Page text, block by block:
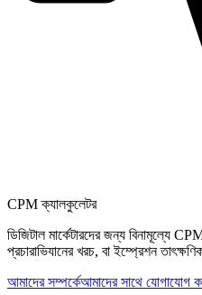
CPM ক্যালকুলেটর
ডিজিটাল মার্কেটারদের জন্য বিনামূল্যে
প্রচারাভিযানের খরচ, বা ইম্প্রেশন
আমাদের সম্পর্কেআমাদের সাথে যোগাযোগ